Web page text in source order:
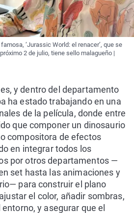
‘Jurassic World: el renacer’, que se
2 de julio, tiene sello malagueño |
y dentro del departamento
ha estado trabajando en una
de la película, donde entre
que componer un dinosaurio
compositora de efectos
en integrar todos los
por otros departamentos —
set hasta las animaciones y
para construir el plano
el color, añadir sombras,
y asegurar que el